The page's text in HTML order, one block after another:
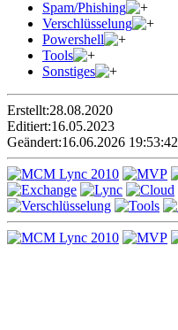
Spam/Phishing
Verschlüsselung
Powershell
Tools
Sonstiges
Erstellt:28.08.2020
Editiert:16.05.2023
Geändert:16.06.2026 19:53:42